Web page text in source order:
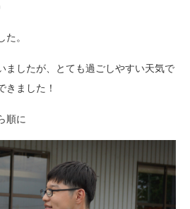
。
ましたが、とても過ごしやすい天気で
きました！
順に